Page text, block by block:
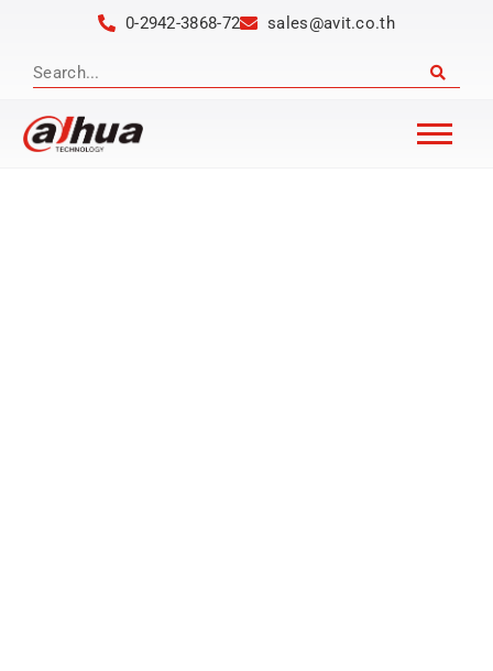
0-2942-3868-72 sales@avit.co.th